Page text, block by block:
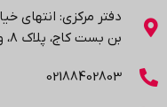
دفتر مرکزی: انتهاي
بن بست کاج، پلاک ۸، واحد 1
02188402803